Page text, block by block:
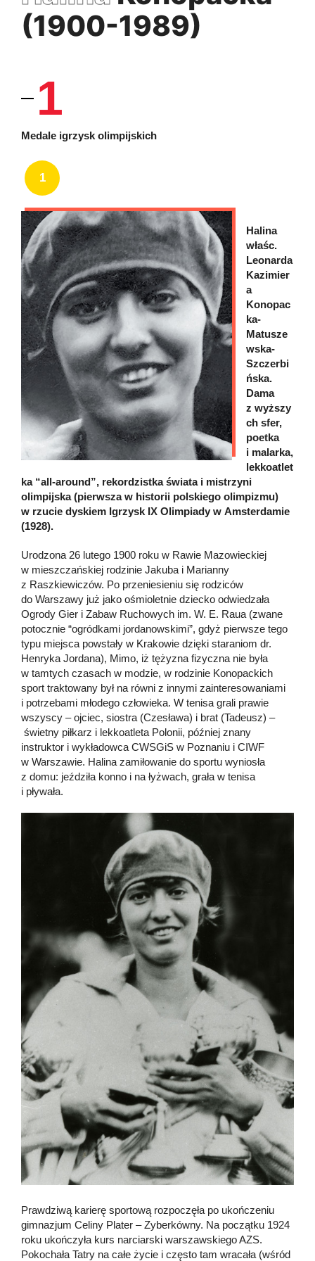
(1900-1989)
1
Medale igrzysk olimpijskich
1
Halina
właśc.
Leonarda
Kazimier
a
Konopac
ka-
Matusze
wska-
Szczerbi
ńska.
Dama
z wyższy
ch sfer,
poetka
i malarka,
lekkoatlet
ka “all-around”, rekordzistka świata i mistrzyni
olimpijska (pierwsza w historii polskiego olimpizmu)
w rzucie dyskiem Igrzysk IX Olimpiady w Amsterdamie
(1928).
Urodzona 26 lutego 1900 roku w Rawie Mazowieckiej
w mieszczańskiej rodzinie Jakuba i Marianny
z Raszkiewiczów. Po przeniesieniu się rodziców
do Warszawy już jako ośmioletnie dziecko odwiedzała
Ogrody Gier i Zabaw Ruchowych im. W. E. Raua (zwane
potocznie “ogródkami jordanowskimi”, gdyż pierwsze tego
typu miejsca powstały w Krakowie dzięki staraniom dr.
Henryka Jordana), Mimo, iż tężyzna fizyczna nie była
w tamtych czasach w modzie, w rodzinie Konopackich
sport traktowany był na równi z innymi zainteresowaniami
i potrzebami młodego człowieka. W tenisa grali prawie
wszyscy – ojciec, siostra (Czesława) i brat (Tadeusz) –
świetny piłkarz i lekkoatleta Polonii, później znany
instruktor i wykładowca CWSGiS w Poznaniu i CIWF
w Warszawie. Halina zamiłowanie do sportu wyniosła
z domu: jeździła konno i na łyżwach, grała w tenisa
i pływała.
Prawdziwą karierę sportową rozpoczęła po ukończeniu
gimnazjum Celiny Plater – Zyberkówny. Na początku 1924
roku ukończyła kurs narciarski warszawskiego AZS.
Pokochała Tatry na całe życie i często tam wracała (wśród